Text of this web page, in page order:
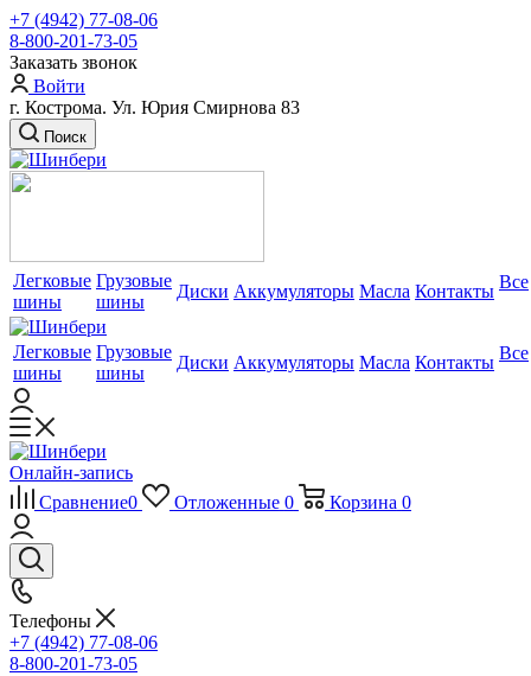
+7 (4942) 77-08-06
8-800-201-73-05
Заказать звонок
Войти
г. Кострома. Ул. Юрия Смирнова 83
Поиск
Легковые
шины
Грузовые
шины
Диски Аккумуляторы Масла Контакты Все
Легковые
шины
Грузовые
шины
Диски Аккумуляторы Масла Контакты Все
Онлайн-запись
Сравнение0 Отложенные 0 Корзина 0
Телефоны
+7 (4942) 77-08-06
8-800-201-73-05